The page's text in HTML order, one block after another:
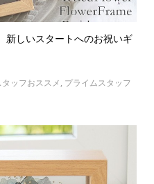
新しいスタートへのお祝いギ
タッフおススメ, プライムスタッフ